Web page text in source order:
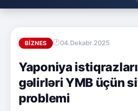
BIZNES 04.Dekabr.2025
Yaponiya
gəlirləri YMB üçün
problemi